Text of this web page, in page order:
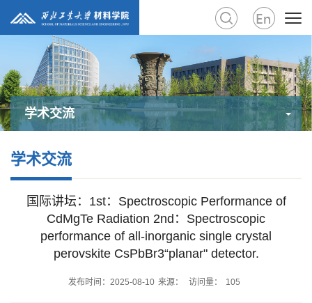
学术交流
学术交流
国际讲坛：1st：Spectroscopic Performance of
CdMgTe Radiation 2nd：Spectroscopic
performance of all-inorganic single crystal
perovskite CsPbBr3“planar" detector.
发布时间：2025-08-10 来源： 访问量： 105